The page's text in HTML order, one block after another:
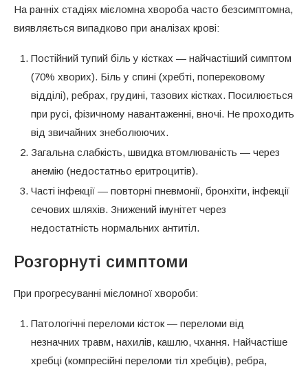
На ранніх стадіях мієломна хвороба часто безсимптомна,
виявляється випадково при аналізах крові:
Постійний тупий біль у кістках — найчастіший симптом
(70% хворих). Біль у спині (хребті, поперековому
відділі), ребрах, грудині, тазових кістках. Посилюється
при русі, фізичному навантаженні, вночі. Не проходить
від звичайних знеболюючих.
Загальна слабкість, швидка втомлюваність — через
анемію (недостатньо еритроцитів).
Часті інфекції — повторні пневмонії, бронхіти, інфекції
сечових шляхів. Знижений імунітет через
недостатність нормальних антитіл.
Розгорнуті симптоми
При прогресуванні мієломної хвороби:
Патологічні переломи кісток — переломи від
незначних травм, нахилів, кашлю, чхання. Найчастіше
хребці (компресійні переломи тіл хребців), ребра,